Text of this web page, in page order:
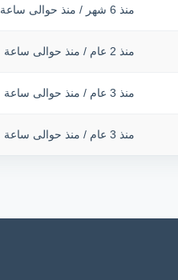
منذ 6 شهر / منذ حوالى ساعة
منذ 2 عام / منذ حوالى ساعة
منذ 3 عام / منذ حوالى ساعة
منذ 3 عام / منذ حوالى ساعة